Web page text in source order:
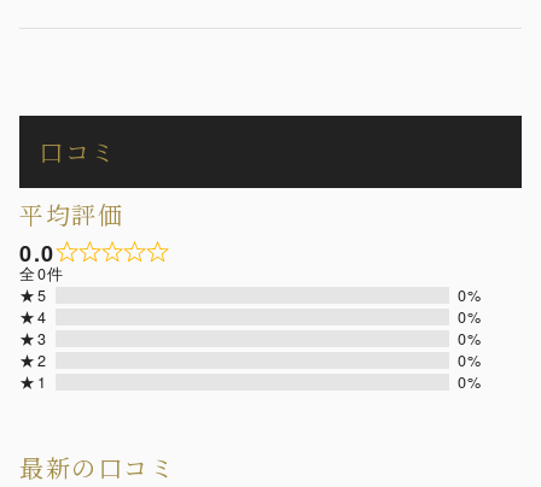
口コミ
平均評価
0.0
全0件
★5
0%
★4
0%
★3
0%
★2
0%
★1
0%
最新の口コミ